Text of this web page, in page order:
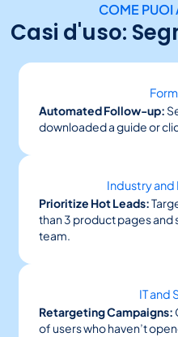
COME PUOI
Casi d'uso:
Automated Follow-up:
downloaded a guide or
Industry
Prioritize Hot Leads:
than 3 product pages and
team.
IT and
Retargeting Campaigns:
of users who haven’t